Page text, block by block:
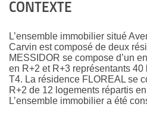
CONTEXTE
L’ensemble immobilier situé
Carvin est composé de deux
MESSIDOR se compose d’un
en R+2 et R+3 représentants
T4. La résidence FLOREAL se
R+2 de 12 logements répartis
L’ensemble immobilier a été